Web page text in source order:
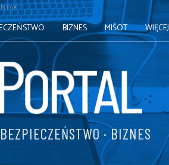
BIZNES MIŚOT WIĘCEJ
· BIZNES